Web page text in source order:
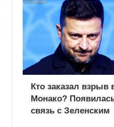
Кто заказал взрыв
Монако?
связь с Зеленским